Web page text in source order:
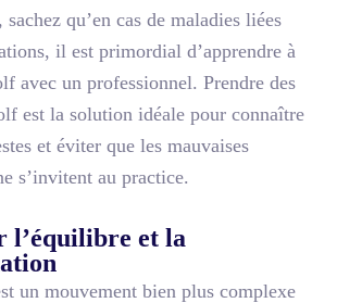
sachez qu’en cas de maladies liées
il est primordial d’apprendre à
avec un professionnel. Prendre des
est la solution idéale pour connaître
et éviter que les mauvaises
s’invitent au practice.
l’équilibre et la
un mouvement bien plus complexe